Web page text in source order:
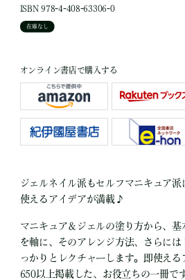
ISBN 978-4-408-63306-0
在庫なし
オンライン書店で購入する
ジェルネイル派もセルフマニキュア派
使えるアイデアが満載♪
マニキュア＆ジェルの塗り方から、
を軸に、そのアレンジ方法、さらに
っかりとレクチャーします。即使える
650以上掲載した、お役立ちの一冊です